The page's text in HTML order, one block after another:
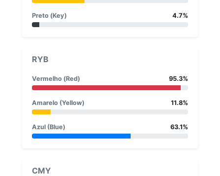
Preto (Key) 4.7%
RYB
Vermelho (Red) 95.3%
Amarelo (Yellow) 11.8%
Azul (Blue) 63.1%
CMY